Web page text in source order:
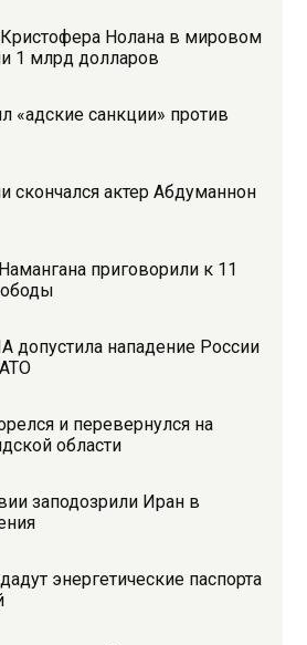
Нолана в мировом
1 млрд долларов
«адские санкции» против
скончался актер Абдуманнон
приговорили к 11
допустила нападение России
и перевернулся на
области
заподозрили Иран в
энергетические паспорта